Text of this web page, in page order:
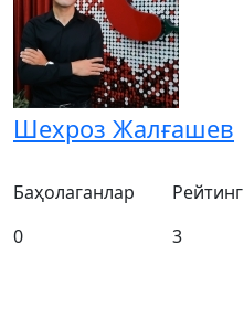
Шехроз Жалғашев
Баҳолаганлар
0
Рейтинг
3